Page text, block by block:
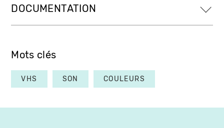
DOCUMENTATION
Mots clés
VHS SON COULEURS